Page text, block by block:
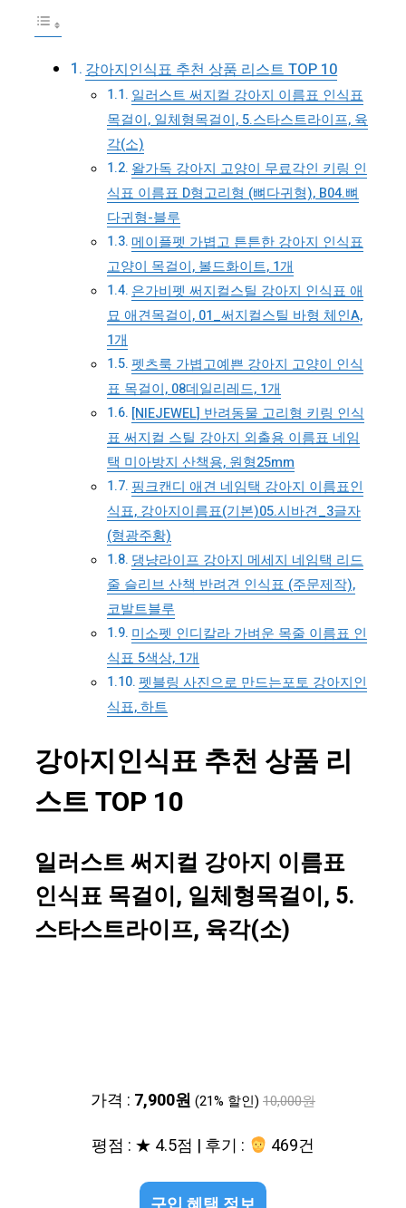
강아지인식표 추천 상품 리스트 TOP 10
일러스트 써지컬 강아지 이름표 인식표
목걸이, 일체형목걸이, 5.스타스트라이프, 육
각(소)
왈가독 강아지 고양이 무료각인 키링 인
식표 이름표 D형고리형 (뼈다귀형), B04.뼈
다귀형-블루
메이플펫 가볍고 튼튼한 강아지 인식표
고양이 목걸이, 볼드화이트, 1개
은가비펫 써지컬스틸 강아지 인식표 애
묘 애견목걸이, 01_써지컬스틸 바형 체인A,
1개
펫츠룩 가볍고예쁜 강아지 고양이 인식
표 목걸이, 08데일리레드, 1개
[NIEJEWEL] 반려동물 고리형 키링 인식
표 써지컬 스틸 강아지 외출용 이름표 네임
택 미아방지 산책용, 원형25mm
핑크캔디 애견 네임택 강아지 이름표인
식표, 강아지이름표(기본)05.시바견_3글자
(형광주황)
댕냥라이프 강아지 메세지 네임택 리드
줄 슬리브 산책 반려견 인식표 (주문제작),
코발트블루
미소펫 인디칼라 가벼운 목줄 이름표 인
식표 5색상, 1개
펫블링 사진으로 만드는포토 강아지인
식표, 하트
강아지인식표 추천 상품 리
스트 TOP 10
일러스트 써지컬 강아지 이름표
인식표 목걸이, 일체형목걸이, 5.
스타스트라이프, 육각(소)
가격 : 7,900원 (21% 할인) 10,000원
평점 : ★ 4.5점 | 후기 : 469건